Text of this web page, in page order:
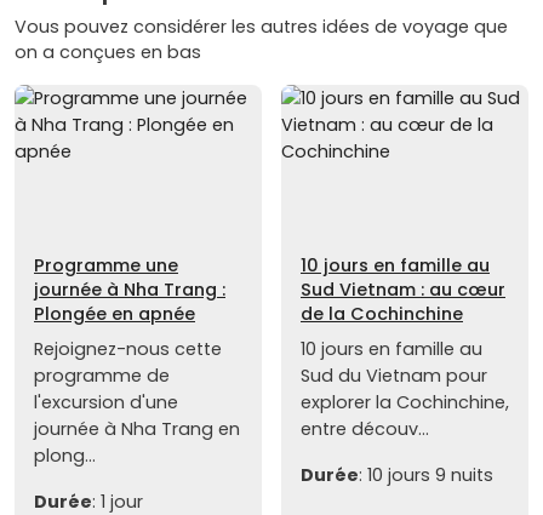
Vous pouvez considérer les autres idées de voyage que
on a conçues en bas
Programme une
journée à Nha Trang :
Plongée en apnée
Rejoignez-nous cette
programme de
l'excursion d'une
journée à Nha Trang en
plong...
Durée: 1 jour
10 jours en famille au
Sud Vietnam : au cœur
de la Cochinchine
10 jours en famille au
Sud du Vietnam pour
explorer la Cochinchine,
entre découv...
Durée: 10 jours 9 nuits